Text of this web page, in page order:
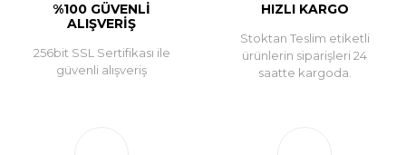
%100 GÜVENLİ
ALIŞVERİŞ
256bit SSL Sertifikası ile
güvenli alışveriş
HIZLI KARGO
Stoktan Teslim etiketli
ürünlerin siparişleri 24
saatte kargoda.